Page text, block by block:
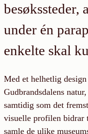
besøkssteder,
under én
enkelte skal
Med et helhetlig
Gudbrandsdalens
samtidig som det
visuelle profilen bidrar
samle de ulike